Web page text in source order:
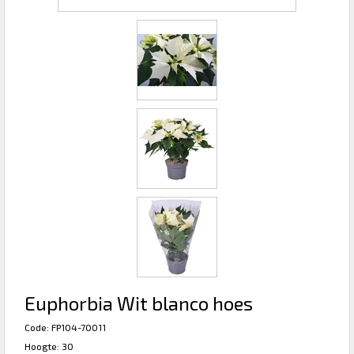
Euphorbia Wit blanco hoes
Code: FP104-70011
Hoogte: 30